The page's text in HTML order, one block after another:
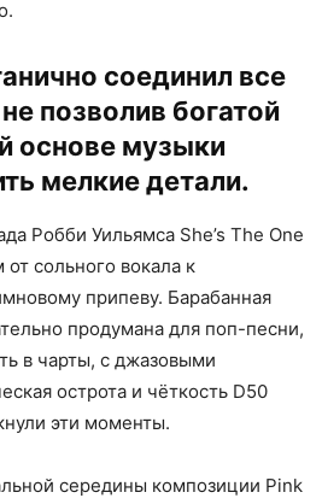
соединил все
позволив богатой
основе музыки
мелкие детали.
Робби Уильямса She’s The One
сольного вокала к
припеву. Барабанная
продумана для поп-песни,
в чарты, с джазовыми
острота и чёткость D50
эти моменты.
середины композиции Pink